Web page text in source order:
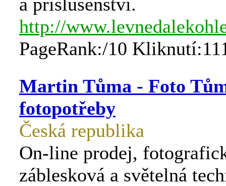
http://
PageRank:/10
Martin Tůma - Foto
fotopotřeby
Česká republika
On-line prodej,
záblesková a světelná